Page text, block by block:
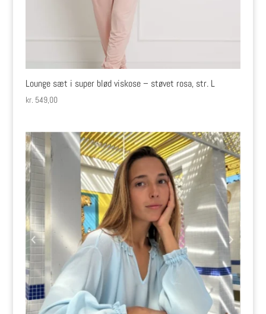
Lounge sæt i super blød viskose – støvet rosa, str. L
kr. 549,00